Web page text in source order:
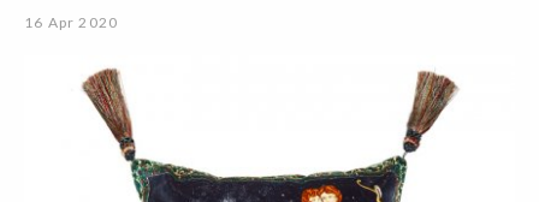
16 Apr 2020